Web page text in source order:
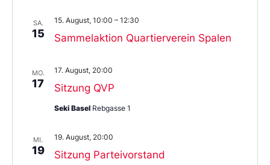
SA.
15 Sammelaktion Quartierverein Spalen
15. August, 10:00 – 12:30
MO.
17 Sitzung QVP
17. August, 20:00
Seki Basel Rebgasse 1
MI.
19 Sitzung Parteivorstand
19. August, 20:00